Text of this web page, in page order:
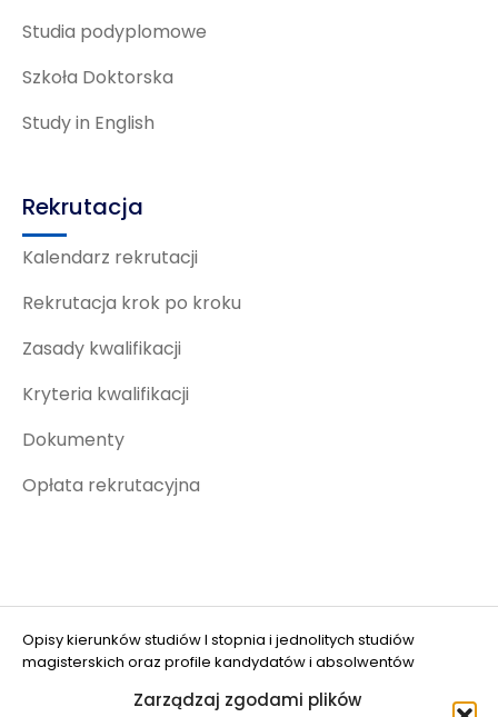
Zarządzaj zgodami plików
Studia podyplomowe
Szkoła Doktorska
Study in English
Rekrutacja
Kalendarz rekrutacji
Rekrutacja krok po kroku
Zasady kwalifikacji
Kryteria kwalifikacji
Dokumenty
Opłata rekrutacyjna
Opisy kierunków studiów I stopnia i jednolitych studiów
magisterskich oraz profile kandydatów i absolwentów
UWM w Olsztynie" (nr FERS.01.05-IP.08-0048/25